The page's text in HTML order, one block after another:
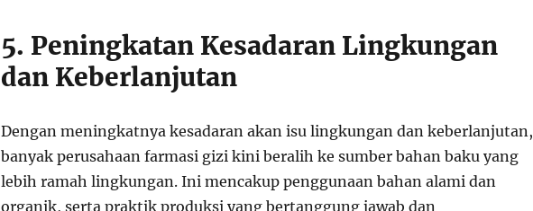
5. Peningkatan Kesadaran Lingkungan
dan Keberlanjutan
Dengan meningkatnya kesadaran akan isu lingkungan dan keberlanjutan,
banyak perusahaan farmasi gizi kini beralih ke sumber bahan baku yang
lebih ramah lingkungan. Ini mencakup penggunaan bahan alami dan
organik, serta praktik produksi yang bertanggung jawab dan